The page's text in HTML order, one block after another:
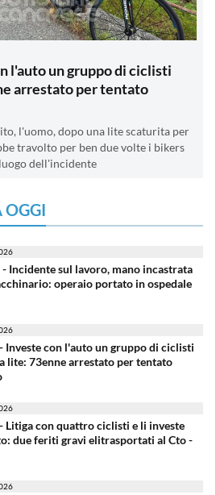
l'auto un gruppo di ciclisti
arrestato per tentato
l'uomo, dopo una lite scaturita per
travolto per ben due volte i bikers
dell'incidente
OGGI
Incidente sul lavoro, mano incastrata
operaio portato in ospedale
Investe con l'auto un gruppo di ciclisti
lite: 73enne arrestato per tentato
Litiga con quattro ciclisti e li investe
due feriti gravi elitrasportati al Cto -